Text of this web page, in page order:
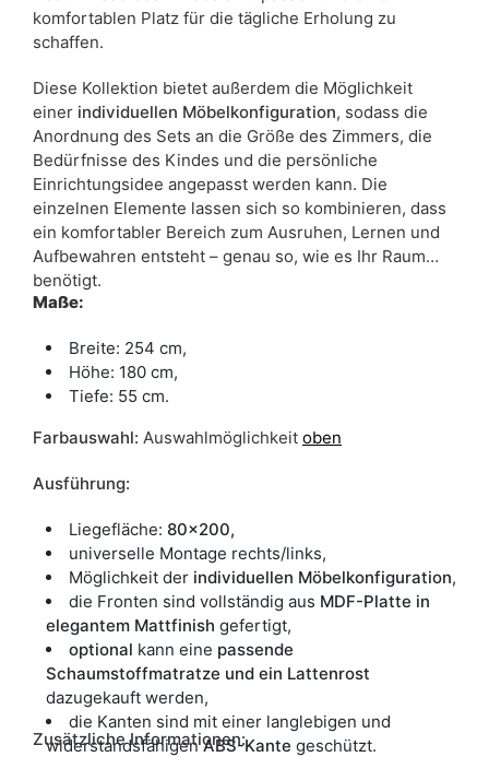
komfortablen Platz für die tägliche Erholung zu
schaffen.
Diese Kollektion bietet außerdem die Möglichkeit
einer individuellen Möbelkonfiguration, sodass die
Anordnung des Sets an die Größe des Zimmers, die
Bedürfnisse des Kindes und die persönliche
Einrichtungsidee angepasst werden kann. Die
einzelnen Elemente lassen sich so kombinieren, dass
ein komfortabler Bereich zum Ausruhen, Lernen und
Aufbewahren entsteht – genau so, wie es Ihr Raum
benötigt.
Maße:
Breite: 254 cm,
Höhe: 180 cm,
Tiefe: 55 cm.
Farbauswahl: Auswahlmöglichkeit oben
Ausführung:
Liegefläche: 80x200,
universelle Montage rechts/links,
Möglichkeit der individuellen Möbelkonfiguration,
die Fronten sind vollständig aus MDF-Platte in
elegantem Mattfinish gefertigt,
optional kann eine passende
Schaumstoffmatratze und ein Lattenrost
dazugekauft werden,
die Kanten sind mit einer langlebigen und
widerstandsfähigenABS-Kante geschützt.
Zusätzliche Informationen: